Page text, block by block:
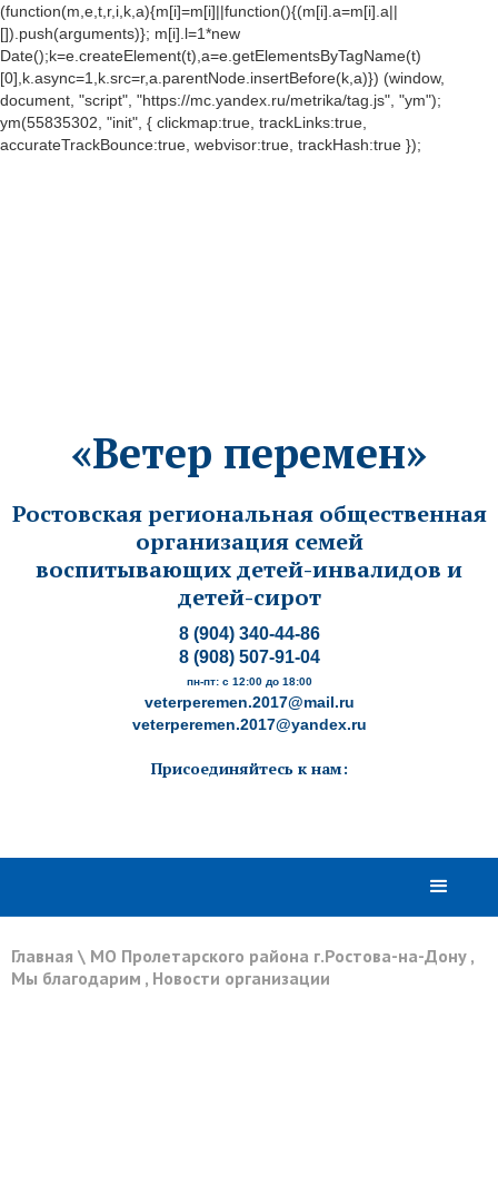
(function(m,e,t,r,i,k,a){m[i]=m[i]||function(){(m[i].a=m[i].a||
[]).push(arguments)}; m[i].l=1*new
Date();k=e.createElement(t),a=e.getElementsByTagName(t)
[0],k.async=1,k.src=r,a.parentNode.insertBefore(k,a)}) (window,
document, "script", "https://mc.yandex.ru/metrika/tag.js", "ym");
ym(55835302, "init", { clickmap:true, trackLinks:true,
accurateTrackBounce:true, webvisor:true, trackHash:true });
«Ветер перемен»
Ростовская региональная общественная
организация семей
воспитывающих детей-инвалидов и
детей-сирот
8 (904) 340-44-86
8 (908) 507-91-04
пн-пт: с 12:00 до 18:00
veterperemen.2017@mail.ru
veterperemen.2017@yandex.ru
Присоединяйтесь к нам:
Главная \ МО Пролетарского района г.Ростова-на-Дону ,
Мы благодарим , Новости организации